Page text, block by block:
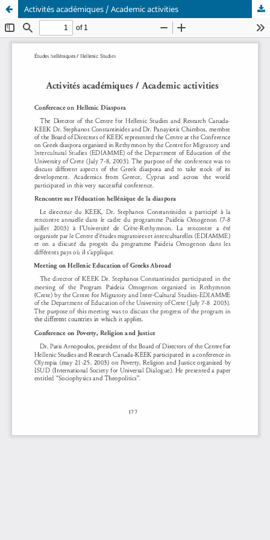
Activités académiques / Academic activities